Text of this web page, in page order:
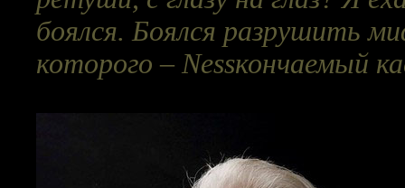
боялся. Боялся разрушить
которого – Nessкончаемый